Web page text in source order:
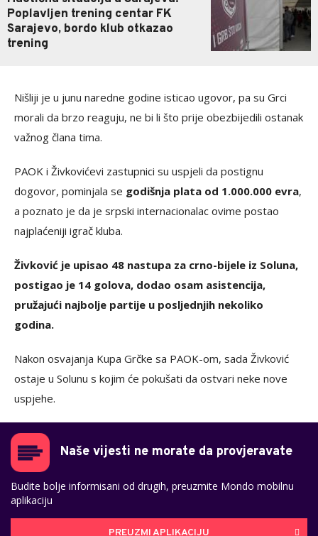
Poplavljen trening centar FK
Sarajevo, bordo klub otkazao
trening
Nišliji je u junu naredne godine isticao ugovor, pa su Grci
morali da brzo reaguju, ne bi li što prije obezbijedili ostanak
važnog člana tima.
PAOK i Živkovićevi zastupnici su uspjeli da postignu
dogovor, pominjala se godišnja plata od 1.000.000 evra,
a poznato je da je srpski internacionalac ovime postao
najplaćeniji igrač kluba.
Živković je upisao 48 nastupa za crno-bijele iz Soluna,
postigao je 14 golova, dodao osam asistencija,
pružajući najbolje partije u posljednjih nekoliko
godina.
Nakon osvajanja Kupa Grčke sa PAOK-om, sada Živković
ostaje u Solunu s kojim će pokušati da ostvari neke nove
uspjehe.
Naše vijesti ne morate da provjeravate
Budite bolje informisani od drugih, preuzmite Mondo mobilnu
aplikaciju
PREUZMI APLIKACIJU